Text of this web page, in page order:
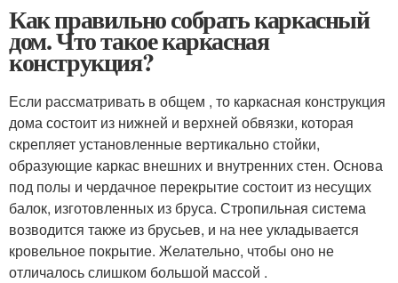
Как правильно собрать каркасный
дом. Что такое каркасная
конструкция?
Если рассматривать в общем , то каркасная конструкция
дома состоит из нижней и верхней обвязки, которая
скрепляет установленные вертикально стойки,
образующие каркас внешних и внутренних стен. Основа
под полы и чердачное перекрытие состоит из несущих
балок, изготовленных из бруса. Стропильная система
возводится также из брусьев, и на нее укладывается
кровельное покрытие. Желательно, чтобы оно не
отличалось слишком большой массой .